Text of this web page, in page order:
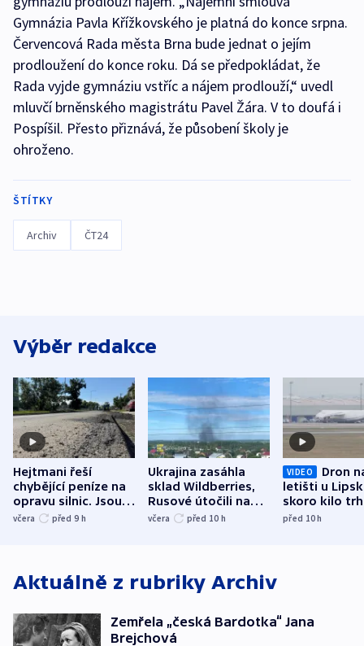
Gymnázia Pavla Křížkovského je platná do konce srpna.
Červencová Rada města Brna bude jednat o jejím
prodloužení do konce roku. Dá se předpokládat, že
Rada vyjde gymnáziu vstříc a nájem prodlouží,“ uvedl
mluvčí brněnského magistrátu Pavel Žára. V to doufá i
Pospíšil. Přesto přiznává, že působení školy je
ohroženo.
ŠTÍTKY
Archiv ČT24
Výběr redakce
Hejtmani řeší
chybějící peníze na
opravu silnic. Jsou
nenárokové, namítá
včera před 9 h
Ukrajina zasáhla
sklad Wildberries,
Rusové útočili na
trh, hasiče či
včera před 10 h
VIDEO
Dron
letišti u
skoro kilo
indicie
před 10h
Aktuálně z rubriky Archiv
Zemřela „česká Bardotka“ Jana
Brejchová